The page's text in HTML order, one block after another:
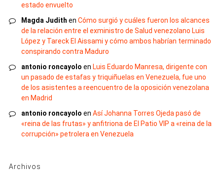
estado envuelto
Magda Judith en Cómo surgió y cuáles fueron los alcances
de la relación entre el exministro de Salud venezolano Luis
López y Tareck El Aissami y cómo ambos habrían terminado
conspirando contra Maduro
antonio roncayolo en Luis Eduardo Manresa, dirigente con
un pasado de estafas y triquiñuelas en Venezuela, fue uno
de los asistentes a reencuentro de la oposición venezolana
en Madrid
antonio roncayolo en Así Johanna Torres Ojeda pasó de
«reina de las frutas» y anfitriona de El Patio VIP a «reina de la
corrupción» petrolera en Venezuela
Archivos